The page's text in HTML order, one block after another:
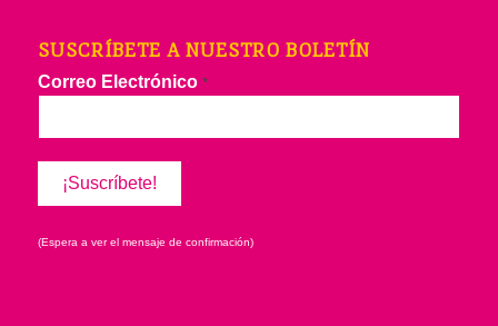
SUSCRÍBETE A NUESTRO BOLETÍN
Correo Electrónico *
(Espera a ver el mensaje de confirmación)